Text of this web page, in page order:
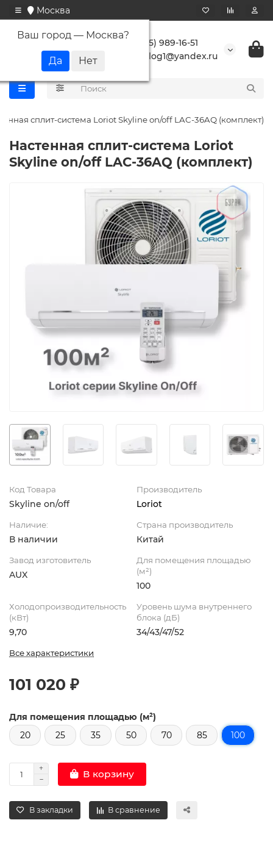
Москва
Ваш город — Москва?
+7 (495) 989-16-51
buranlog1@yandex.ru
сплит-система Loriot Skyline on/off LAC-36AQ (комплект)
Настенная сплит-система Loriot
Skyline on/off LAC-36AQ (комплект)
Код Товара
Skyline on/off
Производитель
Loriot
Наличие:
В наличии
Страна производитель
Китай
Завод изготовитель
AUX
Для помещения площадью
(м²)
100
Холодопроизводительность
(кВт)
9,70
Уровень шума внутреннего
блока (дБ)
34/43/47/52
Все характеристики
101 020 ₽
Для помещения площадью (м²)
20
25 35 50 70 85 100
В корзину
В закладки В сравнение